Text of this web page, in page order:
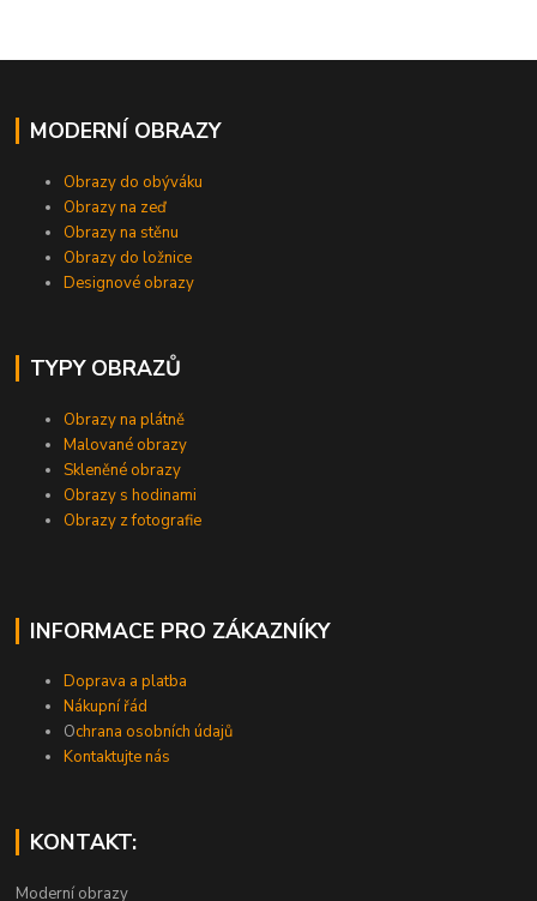
MODERNÍ OBRAZY
Obrazy do obýváku
Obrazy na zeď
Obrazy na stěnu
Obrazy do ložnice
Designové obrazy
TYPY OBRAZŮ
Obrazy na plátně
Malované obrazy
Skleněné obrazy
Obrazy s hodinami
Obrazy z fotografie
INFORMACE PRO ZÁKAZNÍKY
Doprava a platba
Nákupní řád
Ochrana osobních údajů
Kontaktujte nás
KONTAKT:
Moderní obrazy